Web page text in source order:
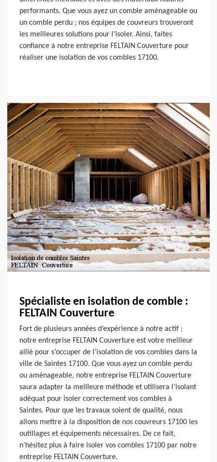
performants. Que vous ayez un comble aménageable ou
un comble perdu ; nos équipes de couvreurs trouveront
les meilleures solutions pour l’isoler. Ainsi, faites
confiance à notre entreprise FELTAIN Couverture pour
réaliser une isolation de vos combles 17100.
Spécialiste en isolation de comble :
FELTAIN Couverture
Fort de plusieurs années d’expérience à notre actif ;
notre entreprise FELTAIN Couverture est votre meilleur
allié pour s’occuper de l’isolation de vos combles dans la
ville de Saintes 17100. Que vous ayez un comble perdu
ou aménageable, notre entreprise FELTAIN Couverture
saura adapter la meilleure méthode et utilisera l’isolant
adéquat pour isoler correctement vos combles à
Saintes. Pour que les travaux soient de qualité, nous
allons mettre à la disposition de nos couvreurs 17100 les
outillages et équipements nécessaires. De ce fait,
n’hésitez plus à faire isoler vos combles 17100 par notre
entreprise FELTAIN Couverture.